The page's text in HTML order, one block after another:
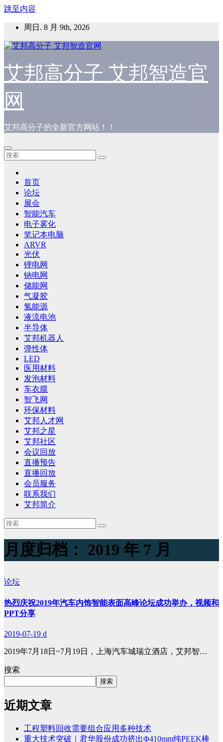
跳至内容
周日. 8 月 9th, 2026
艾邦高分子 艾邦智造官
网
艾邦高分子的全新官方网站！！
首页
论坛
展会
智能汽车
电子雾化
笔记本电脑
ARVR
光伏
锂电网
钠电网
储能网
气凝胶
氢能源
液流电池
半导体
艾邦机器人
弹性体
LED
医用材料
发泡材料
车衣膜
智飞网
环保材料
艾邦人才网
艾邦之星
艾邦社区
会议回放
直播预告
直播回放
会员服务
联系我们
艾邦简介
月度归档： 2019 年 7 月
论坛
热烈庆祝2019年汽车内饰智能表面高峰论坛成功举办，视频和
PPT分享
2019-07-19 d
2019年7月18日~7月19日，上海汽车城瑞立酒店，艾邦智…
搜索
搜索
近期文章
工程塑料回收需要组合应用多种技术
重大技术突破｜君华股份成功挤出Φ410mm纯PEEK棒